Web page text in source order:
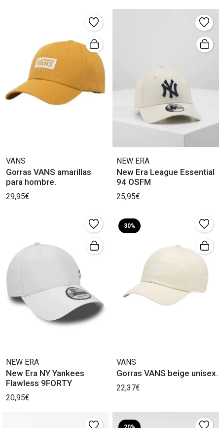
VANS
Gorras VANS amarillas
para hombre.
29,95€
NEW ERA
New Era League Essential
94 OSFM
25,95€
NEW ERA
New Era NY Yankees
Flawless 9FORTY
20,95€
30%
VANS
Gorras VANS beige unisex.
22,37€